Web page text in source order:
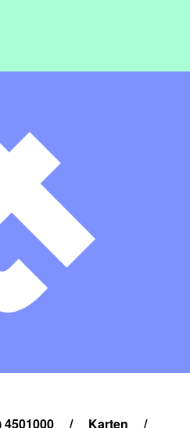
/ Karten /